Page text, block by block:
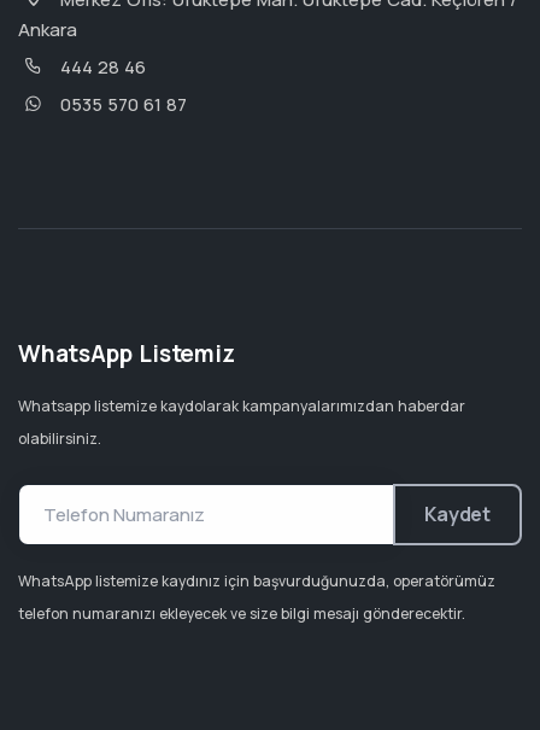
Ankara
444 28 46
0535 570 61 87
WhatsApp Listemiz
Whatsapp listemize kaydolarak kampanyalarımızdan haberdar
olabilirsiniz.
Kaydet
WhatsApp listemize kaydınız için başvurduğunuzda, operatörümüz
telefon numaranızı ekleyecek ve size bilgi mesajı gönderecektir.